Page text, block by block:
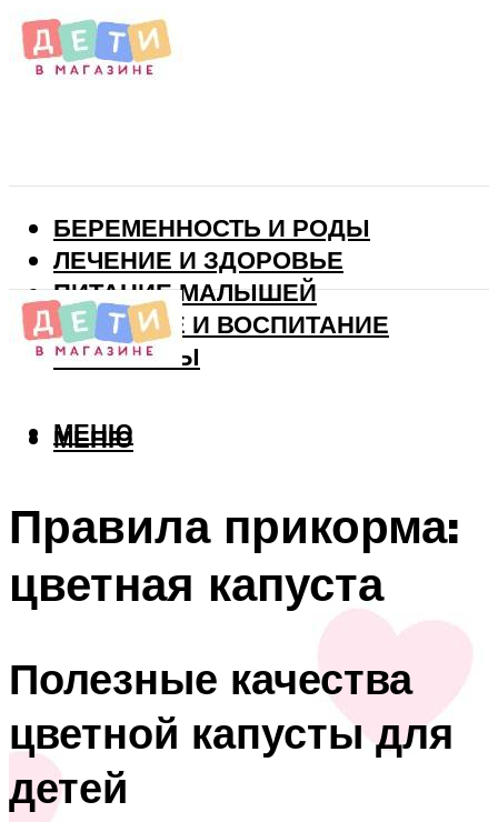
БЕРЕМЕННОСТЬ И РОДЫ
ЛЕЧЕНИЕ И ЗДОРОВЬЕ
ПИТАНИЕ МАЛЫШЕЙ
РАЗВИТИЕ И ВОСПИТАНИЕ
ВИТАМИНЫ
МЕНЮ
МЕНЮ
Правила прикорма:
цветная капуста
Полезные качества
цветной капусты для
детей